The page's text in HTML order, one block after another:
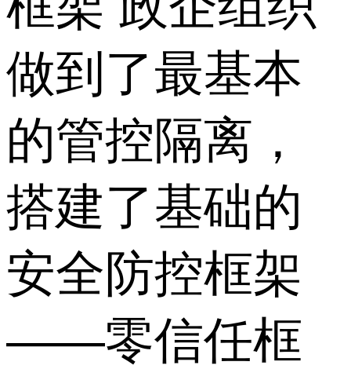
做到了最基本
的管控隔离，
搭建了基础的
安全防控框架
——零信任框